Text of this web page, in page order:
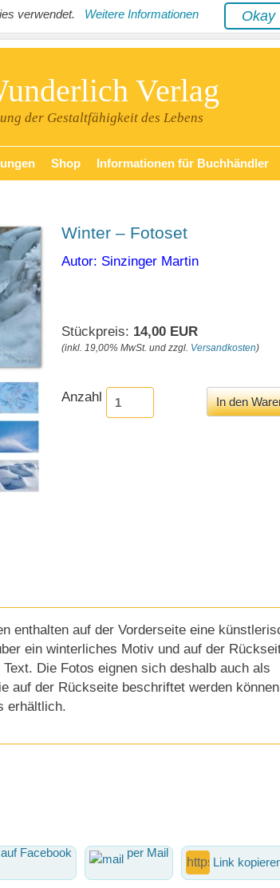
verwendet. Weitere Informationen
Verlag
der Gestaltfähigkeit des Lebens
Shop Informationen für Buchhändler
Winter – Fotoset
Autor: Sinzinger Martin
Stückpreis: 14,00 EUR
(inkl. 19,00% MwSt. und zzgl. Versandkosten)
Anzahl
enthalten auf der Vorderseite eine
ein winterliches Motiv und auf der
Die Fotos eignen sich deshalb auch als
auf der Rückseite beschriftet werden
erhältlich.
auf Facebook per Mail
Link